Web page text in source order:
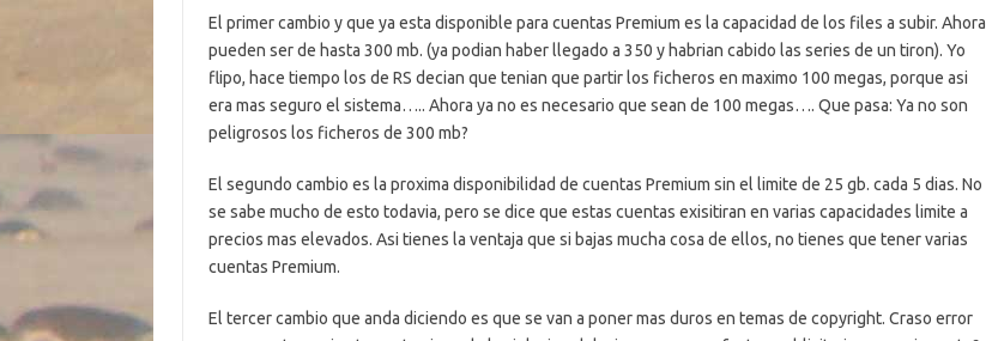
El primer cambio y que ya esta disponible para cuentas Premium es la capacidad de los files a subir. Ahora
pueden ser de hasta 300 mb. (ya podian haber llegado a 350 y habrian cabido las series de un tiron). Yo
flipo, hace tiempo los de RS decian que tenian que partir los ficheros en maximo 100 megas, porque asi
era mas seguro el sistema….. Ahora ya no es necesario que sean de 100 megas…. Que pasa: Ya no son
peligrosos los ficheros de 300 mb?
El segundo cambio es la proxima disponibilidad de cuentas Premium sin el limite de 25 gb. cada 5 dias. No
se sabe mucho de esto todavia, pero se dice que estas cuentas exisitiran en varias capacidades limite a
precios mas elevados. Asi tienes la ventaja que si bajas mucha cosa de ellos, no tienes que tener varias
cuentas Premium.
El tercer cambio que anda diciendo es que se van a poner mas duros en temas de copyright. Craso error